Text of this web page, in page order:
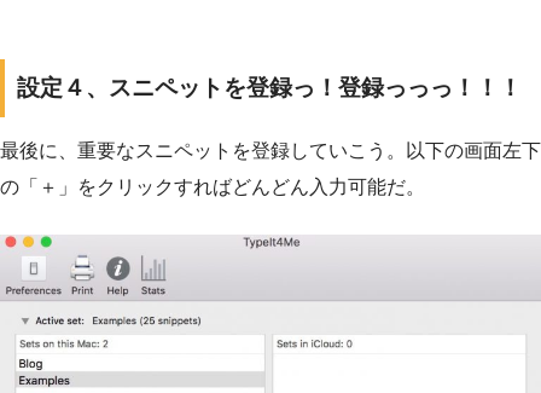
設定４、スニペットを登録っ！登録っっっ！！！
最後に、重要なスニペットを登録していこう。以下の画面左下
の「＋」をクリックすればどんどん入力可能だ。